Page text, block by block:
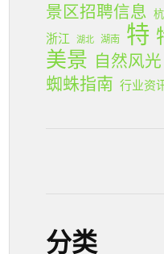
景区招聘信息
浙江 湖北 湖南 特
美景 自然风光
蜘蛛指南 行业资
分类